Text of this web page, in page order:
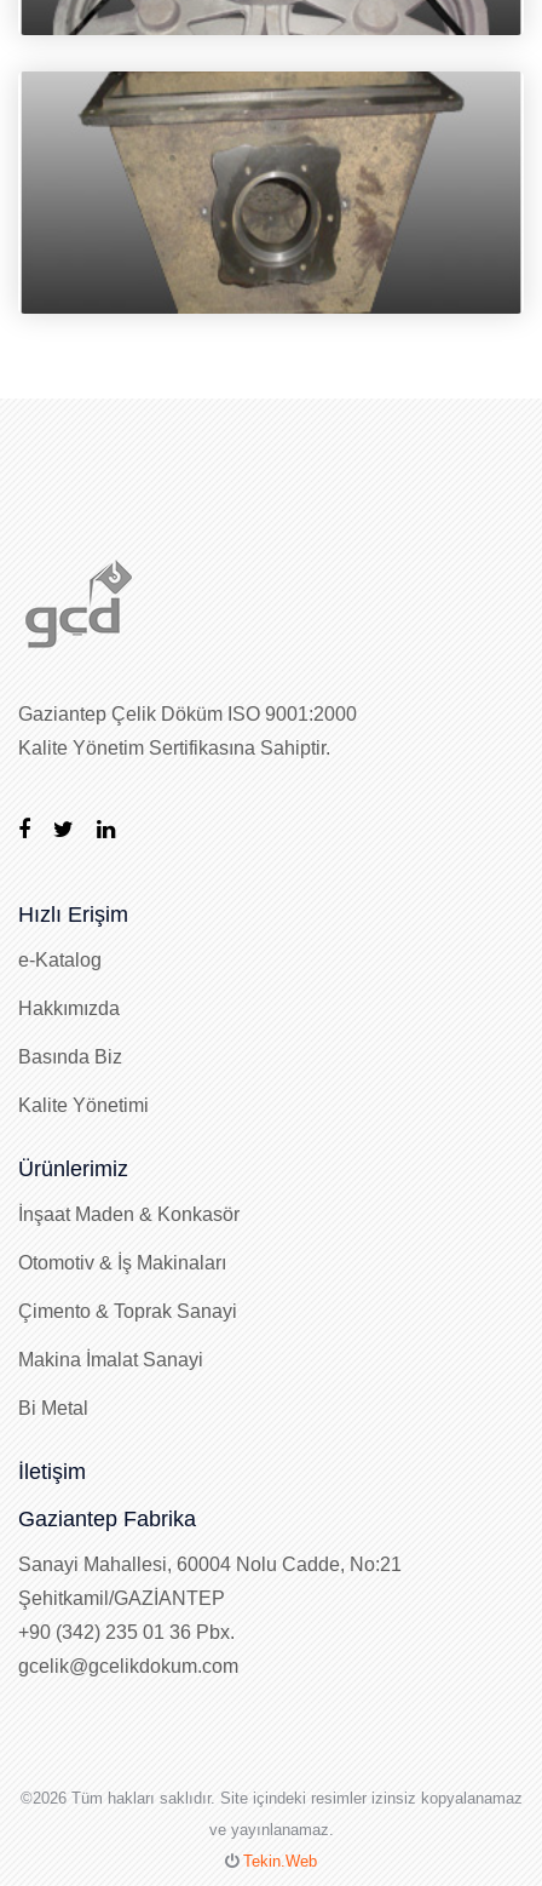
Gaziantep Çelik Döküm ISO 9001:2000
Kalite Yönetim Sertifikasına Sahiptir.
Hızlı Erişim
e-Katalog
Hakkımızda
Basında Biz
Kalite Yönetimi
Ürünlerimiz
İnşaat Maden & Konkasör
Otomotiv & İş Makinaları
Çimento & Toprak Sanayi
Makina İmalat Sanayi
Bi Metal
İletişim
Gaziantep Fabrika
Sanayi Mahallesi, 60004 Nolu Cadde, No:21
Şehitkamil/GAZİANTEP
+90 (342) 235 01 36 Pbx.
gcelik@gcelikdokum.com
©2026 Tüm hakları saklıdır. Site içindeki resimler izinsiz kopyalanamaz
ve yayınlanamaz.
Tekin.Web